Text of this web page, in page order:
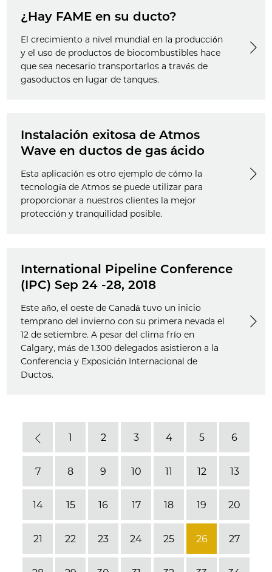
¿Hay FAME en su ducto?
El crecimiento a nivel mundial en la producción
y el uso de productos de biocombustibles hace
que sea necesario transportarlos a través de
gasoductos en lugar de tanques.
Instalación exitosa de Atmos
Wave en ductos de gas ácido
Esta aplicación es otro ejemplo de cómo la
tecnología de Atmos se puede utilizar para
proporcionar a nuestros clientes la mejor
protección y tranquilidad posible.
International Pipeline Conference
(IPC) Sep 24 -28, 2018
Este año, el oeste de Canadá tuvo un inicio
temprano del invierno con su primera nevada el
12 de setiembre. A pesar del clima frío en
Calgary, más de 1.300 delegados asistieron a la
Conferencia y Exposición Internacional de
Ductos.
Previous
1 2 3 4 5 6
7 8 9 10 11 12 13
14 15 16 17 18 19 20
21 22 23 24 25 26 27